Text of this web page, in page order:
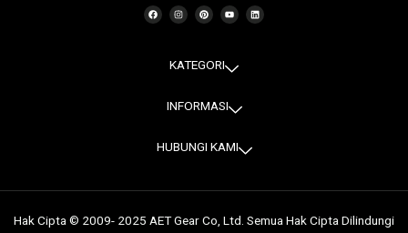
F
a
c
I
n
s
r
a
P
i
n
e
s
Y
o
u
L
i
n
KATEGORI
INFORMASI
HUBUNGI KAMI
Hak Cipta © 2009- 2025 AET Gear Co, Ltd. Semua Hak Cipta Dilindungi